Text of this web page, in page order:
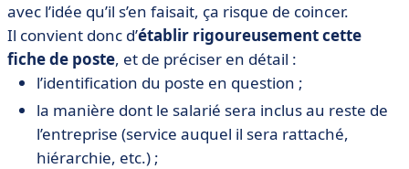
avec l’idée qu’il s’en faisait, ça risque de coincer.
Il convient donc d’établir rigoureusement cette
fiche de poste, et de préciser en détail :
l’identification du poste en question ;
la manière dont le salarié sera inclus au reste de
l’entreprise (service auquel il sera rattaché,
hiérarchie, etc.) ;